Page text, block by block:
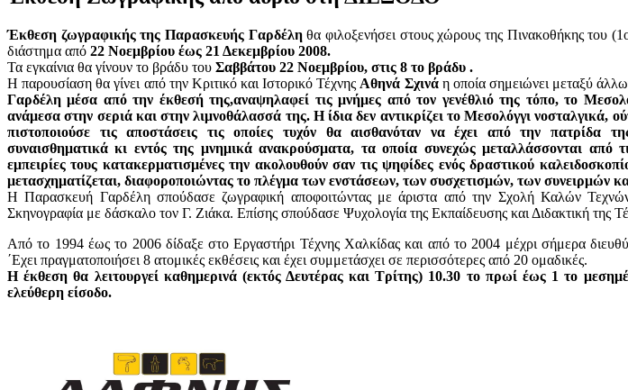
Έκθεση ζωγραφικής της Παρασκευής Γαρδέληθα φιλοξενήσει στους χώρους της Πινακοθήκης του
διάστημα από 22 Νοεμβρίου έως 21 Δεκεμβρίου 2008.
Τα εγκαίνια θα γίνουν το βράδυ του Σαββάτου 22 Νοεμβρίου, στις 8 το βράδυ .
Η παρουσίαση θα γίνει από την Κριτικό και Ιστορικό Τέχνης Αθηνά Σχινάη οποία σημειώνει μεταξύ
Γαρδέλη μέσα από την έκθεσή της,αναψηλαφεί τις μνήμες από τον γενέθλιό της τόπο, το
ανάμεσα στην σεριά και στην λιμνοθάλασσά της. Η ίδια δεν αντικρίζει το Μεσολόγγι νοσταλγικά,
πιστοποιούσε τις αποστάσεις τις οποίες τυχόν θα αισθανόταν να έχει από την πατρίδα
συναισθηματικά κι εντός της μνημικά ανακρούσματα, τα οποία συνεχώς μεταλλάσσονται από
εμπειρίες τους κατακερματισμένες την ακολουθούν σαν τις ψηφίδες ενός δραστικού
μετασχηματίζεται, διαφοροποιώντας το πλέγμα των ενστάσεων, των συσχετισμών, των συνειρμών
Η Παρασκευή Γαρδέλη σπούδασε ζωγραφική αποφοιτώντας με άριστα από την Σχολή Καλών
Σκηνογραφία με δάσκαλο τον Γ. Ζιάκα. Επίσης σπούδασε Ψυχολογία της Εκπαίδευσης και Διδακτική της
Από το 1994 έως το 2006 δίδαξε στο Εργαστήρι Τέχνης Χαλκίδας και από το 2004 μέχρι σήμερα
΄Εχει πραγματοποιήσει 8 ατομικές εκθέσεις και έχει συμμετάσχει σε περισσότερες από 20 ομαδικές.
Η έκθεση θα λειτουργεί καθημερινά (εκτός Δευτέρας και Τρίτης) 10.30 το πρωί έως 1 το
ελεύθερη είσοδο.